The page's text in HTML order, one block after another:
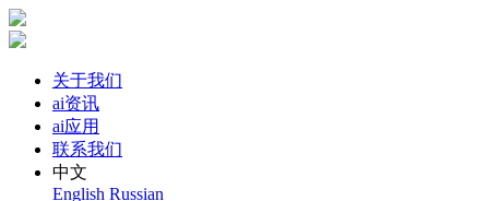
关于我们
ai资讯
ai应用
联系我们
中文
English Russian